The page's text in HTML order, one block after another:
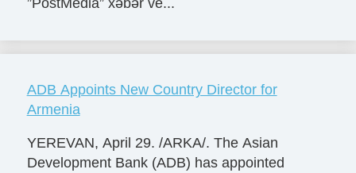
”PostMedia” xəbər ve...
ADB Appoints New Country Director for
Armenia
YEREVAN, April 29. /ARKA/. The Asian
Development Bank (ADB) has appointed